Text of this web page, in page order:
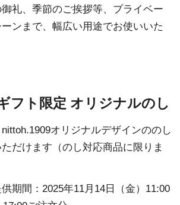
礼、季節のご挨拶等、プライベー
ーンまで、幅広い用途でお使いいた
フト限定 オリジナルのし
オリジナルデザインののし
だけます（のし対応商品に限りま
期間：2025年11月14日（金）11:00